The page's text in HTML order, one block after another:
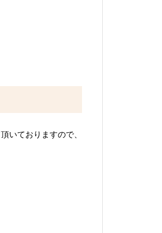
いておりますので、